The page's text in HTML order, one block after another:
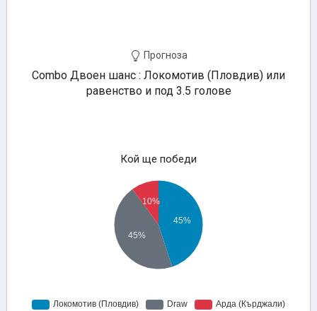
Прогноза
Combo Двоен шанс : Локомотив (Пловдив) или
равенство и под 3.5 голове
Кой ще победи